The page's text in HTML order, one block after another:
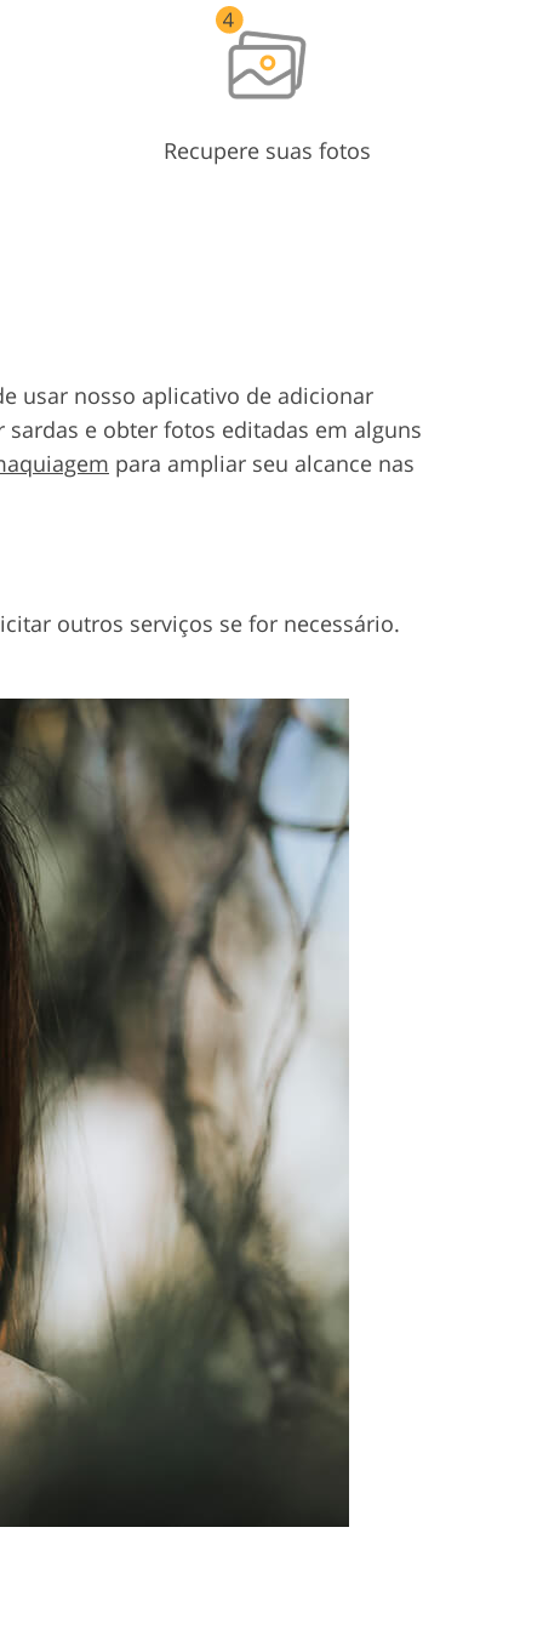
Recupere suas fotos
usar nosso aplicativo de adicionar
e obter fotos editadas em alguns
para ampliar seu alcance nas
outros serviços se for necessário.